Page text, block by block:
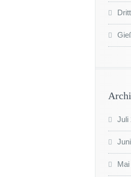
Juli